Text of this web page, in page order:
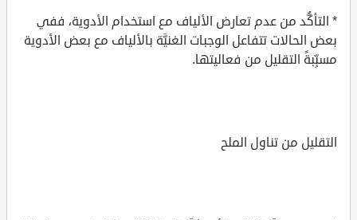
* التأكُّد من عدم تعارض الألياف مع استخدام الأدوية، ففي
بعض الحالات تتفاعل الوجبات الغنيَّة بالألياف مع بعض الأدوية
مسبِّبةً التقليل من فعاليتها.
التقليل من تناول الملح